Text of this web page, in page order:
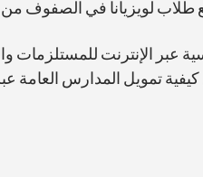
عبر الإنترنت للمستلزمات
تمويل المدارس العامة